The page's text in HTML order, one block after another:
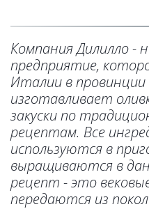
Компания Дилилло -
предприятие,
Италии в
изготавливает
закуски по
рецептам. Все
используются в
выращиваются в
рецепт - это
передаются из